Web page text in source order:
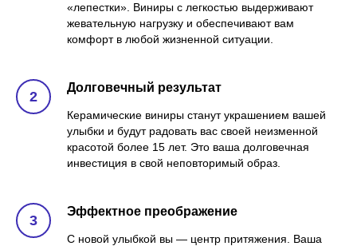
«лепестки». Виниры с легкостью выдерживают
жевательную нагрузку и обеспечивают вам
комфорт в любой жизненной ситуации.
Долговечный результат
Керамические виниры станут украшением вашей
улыбки и будут радовать вас своей неизменной
красотой более 15 лет. Это ваша долговечная
инвестиция в свой неповторимый образ.
Эффектное преображение
С новой улыбкой вы — центр притяжения. Ваша